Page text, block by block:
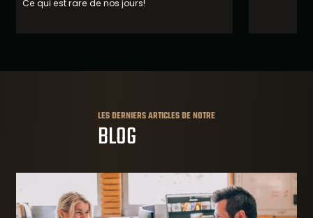
LES DERNIERS ARTICLES DE NOTRE
BLOG